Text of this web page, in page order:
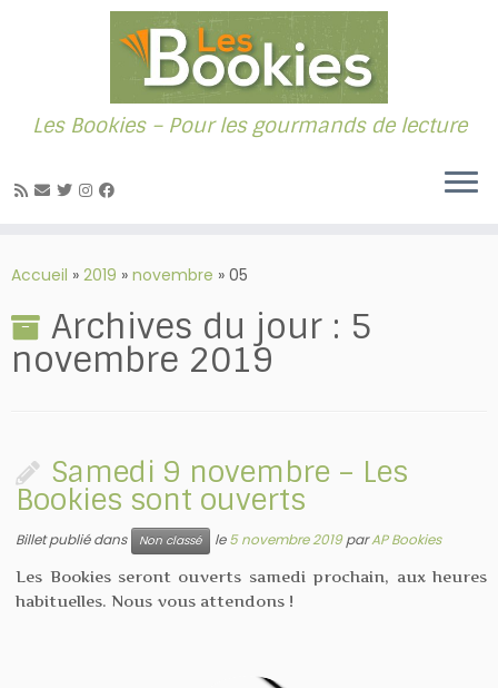
au
Les Bookies – Pour les gourmands de lecture
Accueil » 2019 » novembre » 05
Archives du jour : 5
novembre 2019
Samedi 9 novembre – Les
Bookies sont ouverts
Billet publié dans Non classé le5 novembre 2019parAP Bookies
Les Bookies seront ouverts samedi prochain, aux heures
habituelles. Nous vous attendons !